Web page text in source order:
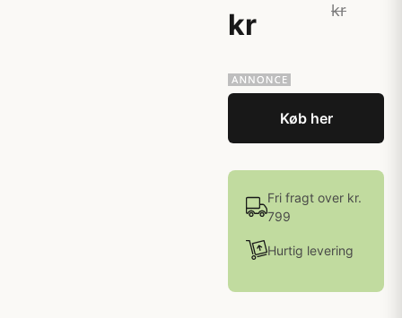
kr
kr
Køb her
Fri fragt over kr.
799
Hurtig levering